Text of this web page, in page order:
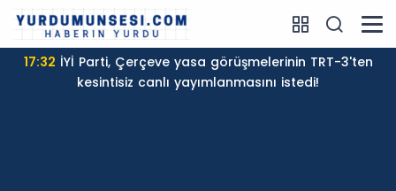
17:32
kesintisiz canlı yayımlanmasını istedi!